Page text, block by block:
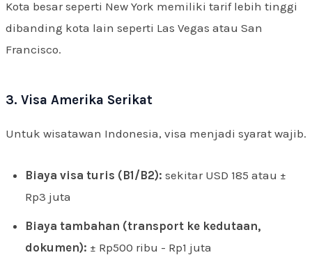
Kota besar seperti New York memiliki tarif lebih tinggi
dibanding kota lain seperti Las Vegas atau San
Francisco.
3. Visa Amerika Serikat
Untuk wisatawan Indonesia, visa menjadi syarat wajib.
Biaya visa turis (B1/B2): sekitar USD 185 atau ±
Rp3 juta
Biaya tambahan (transport ke kedutaan,
dokumen): ± Rp500 ribu - Rp1 juta